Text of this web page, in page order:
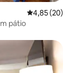
4,85 de uma
4,85 (20)
pátio